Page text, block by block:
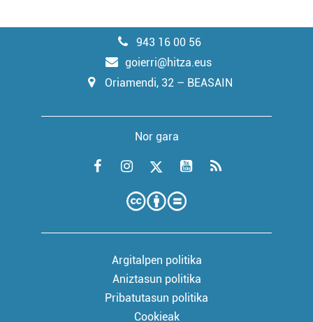
943 16 00 56
goierri@hitza.eus
Oriamendi, 32 – BEASAIN
Nor gara
Argitalpen politika
Aniztasun politika
Pribatutasun politika
Cookieak